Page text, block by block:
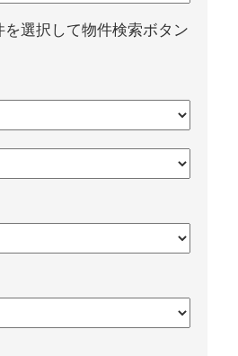
選択して物件検索ボタン